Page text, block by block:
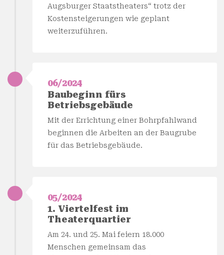
Augsburger Staatstheaters“ trotz der
Kostensteigerungen wie geplant
weiterzuführen.
06/2024
Baubeginn fürs
Betriebsgebäude
Mit der Errichtung einer Bohrpfahlwand
beginnen die Arbeiten an der Baugrube
für das Betriebsgebäude.
05/2024
1. Viertelfest im
Theaterquartier
Am 24. und 25. Mai feiern 18.000
Menschen gemeinsam das